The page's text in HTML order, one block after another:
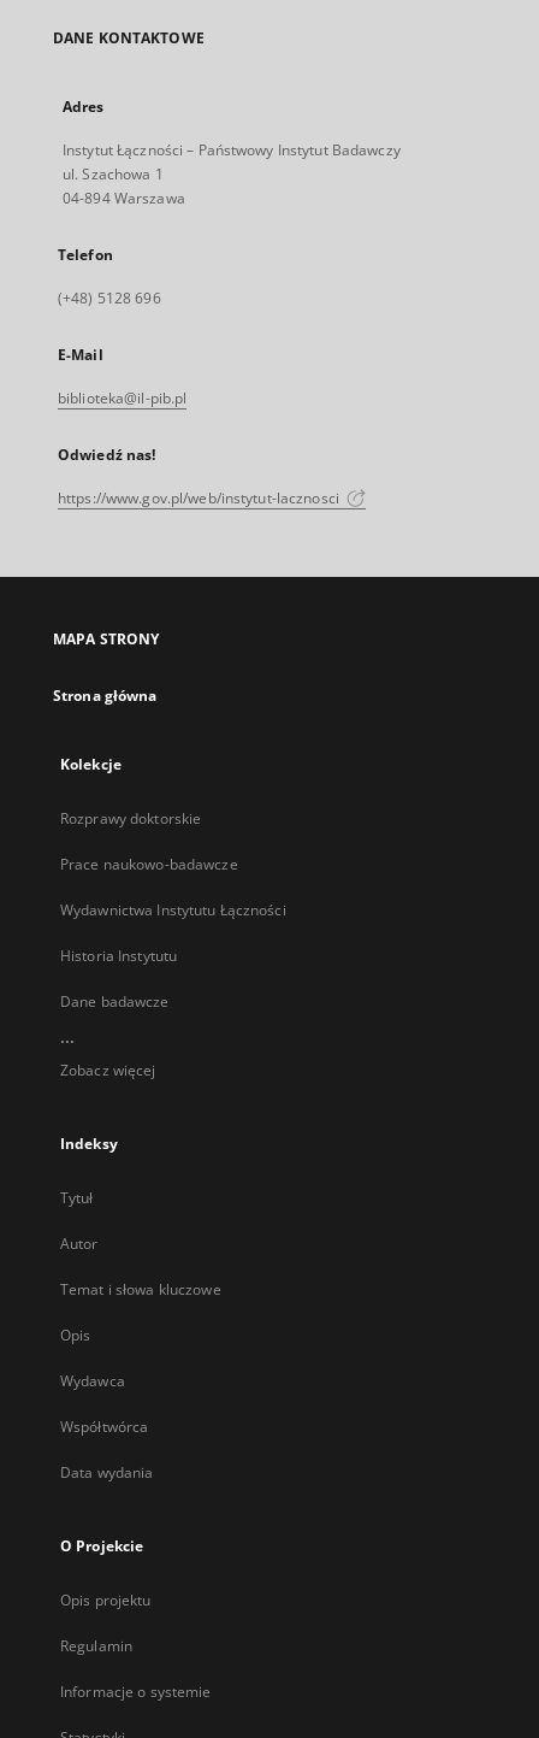
DANE KONTAKTOWE
Adres
Instytut Łączności – Państwowy Instytut Badawczy
ul. Szachowa 1
04-894 Warszawa
Telefon
(+48) 5128 696
E-Mail
biblioteka@il-pib.pl
Odwiedź nas!
https://www.gov.pl/web/instytut-lacznosci
MAPA STRONY
Strona główna
Kolekcje
Rozprawy doktorskie
Prace naukowo-badawcze
Wydawnictwa Instytutu Łączności
Historia Instytutu
Dane badawcze
...
Zobacz więcej
Indeksy
Tytuł
Autor
Temat i słowa kluczowe
Opis
Wydawca
Współtwórca
Data wydania
O Projekcie
Opis projektu
Regulamin
Informacje o systemie